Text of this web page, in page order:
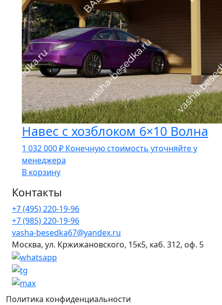
Навес с хозблоком 6×10 Волна
1 032 000₽ Конечную стоимость уточняйте у
менеджера
В корзину
Контакты
+7 (495) 220-19-96
+7 (985) 220-19-96
vasha-besedka67@yandex.ru
Москва, ул. Кржижановского, 15к5, каб. 312, оф. 5
Политика конфиденциальности